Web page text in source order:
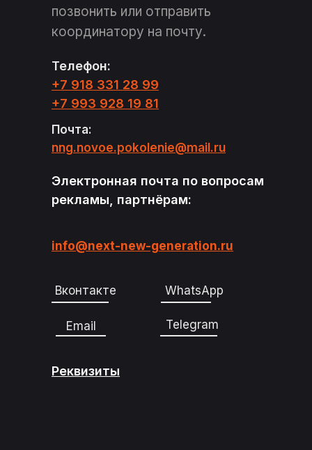
Телефон:
+7 918 331 28 99
+7 993 928 19 81
Почта:
nng.novoe.pokolenie@mail.ru
Вконтакте
Telegram
WhatsApp
позвонить или отправить
координатору на почту.
Email
Реквизиты
Электронная почта по вопросам
рекламы, партнёрам:
info@next-new-generation.ru